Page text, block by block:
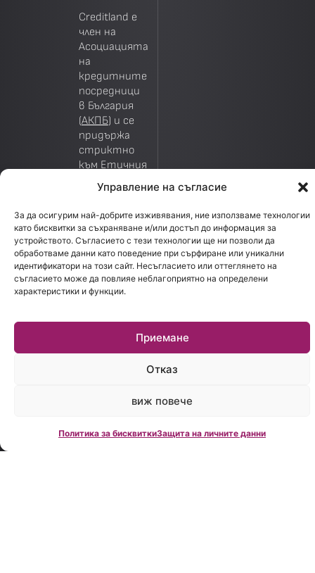
Управление на съгласие
За да осигурим най-добрите изживявания, ние използваме технологии
като бисквитки за съхраняване и/или достъп до информация за
устройството. Съгласието с тези технологии ще ни позволи да
обработваме данни като поведение при сърфиране или уникални
идентификатори на този сайт. Несъгласието или оттеглянето на
съгласието може да повлияе неблагоприятно на определени
характеристики и функции.
Приемане
Отказ
виж повече
Политика за бисквиткиЗащита на личните данни
Creditland е
член на
Асоциацията
на
кредитните
посредници
в България
(АКПБ) и се
придържа
стриктно
към Етичния
организацията.
Понастоящем
Деян
Василев, изп.
директор на
Creditland, е
зам.
председател
фирма на
самостоятелно